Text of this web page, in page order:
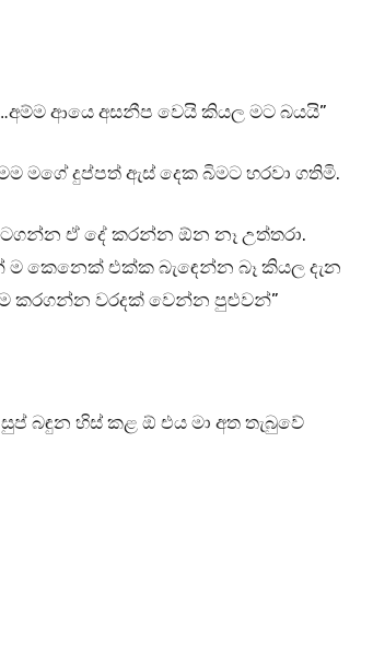
ආයෙ අසනීප වෙයි කියල මට බයයි”
මගේ දුප්පත් ඇස් දෙක බිමට හරවා ගතිමි.
ඒ දේ කරන්න ඕන නෑ උත්තරා.
කෙනෙක් එක්ක බැඳෙන්න බෑ කියල දැන
කරගන්න වරදක් වෙන්න පුළුවන්”
බඳුන හිස් කළ ඕ එය මා අත තැබුවේ